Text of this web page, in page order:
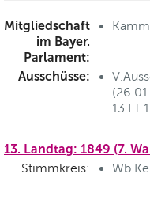
Mitgliedschaft
im Bayer.
Parlament:
Ausschüsse:
13.LT
13. Landtag: 1849 (7.
Stimmkreis: